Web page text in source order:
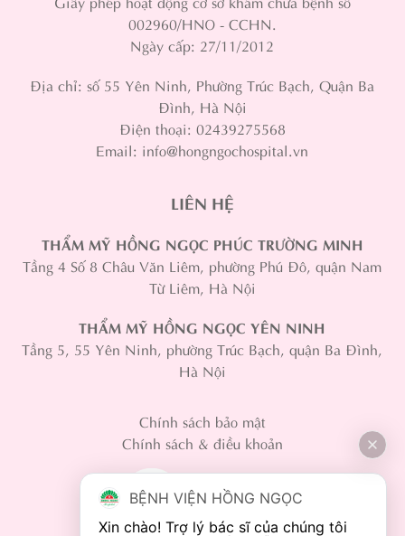
002960/HNO - CCHN.
Ngày cấp: 27/11/2012
Địa chỉ: số 55 Yên Ninh, Phường Trúc Bạch, Quận Ba
Đình, Hà Nội
Điện thoại: 02439275568
Email: info@hongngochospital.vn
LIÊN HỆ
THẨM MỸ HỒNG NGỌC PHÚC TRƯỜNG MINH
Tầng 4 Số 8 Châu Văn Liêm, phường Phú Đô, quận Nam
Từ Liêm, Hà Nội
THẨM MỸ HỒNG NGỌC YÊN NINH
Tầng 5, 55 Yên Ninh, phường Trúc Bạch, quận Ba Đình,
Hà Nội
Chính sách bảo mật
Chính sách & điều khoản
BỆNH VIỆN HỒNG NGỌC
Xin chào! Trợ lý bác sĩ của chúng tôi